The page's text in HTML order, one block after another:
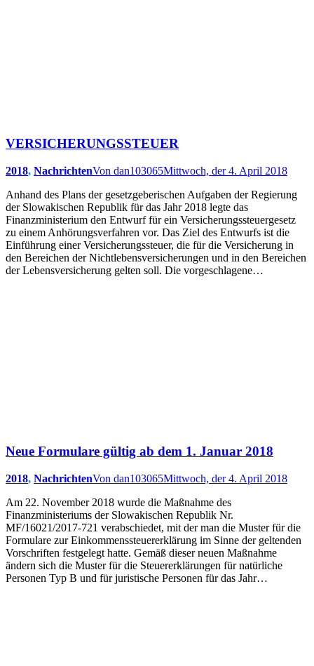
VERSICHERUNGSSTEUER
2018, NachrichtenVon dan103065Mittwoch, der 4. April 2018
Anhand des Plans der gesetzgeberischen Aufgaben der Regierung
der Slowakischen Republik für das Jahr 2018 legte das
Finanzministerium den Entwurf für ein Versicherungssteuergesetz
zu einem Anhörungsverfahren vor. Das Ziel des Entwurfs ist die
Einführung einer Versicherungssteuer, die für die Versicherung in
den Bereichen der Nichtlebensversicherungen und in den Bereichen
der Lebensversicherung gelten soll. Die vorgeschlagene…
Neue Formulare gültig ab dem 1. Januar 2018
2018, NachrichtenVon dan103065Mittwoch, der 4. April 2018
Am 22. November 2018 wurde die Maßnahme des
Finanzministeriums der Slowakischen Republik Nr.
MF/16021/2017-721 verabschiedet, mit der man die Muster für die
Formulare zur Einkommenssteuererklärung im Sinne der geltenden
Vorschriften festgelegt hatte. Gemäß dieser neuen Maßnahme
ändern sich die Muster für die Steuererklärungen für natürliche
Personen Typ B und für juristische Personen für das Jahr…